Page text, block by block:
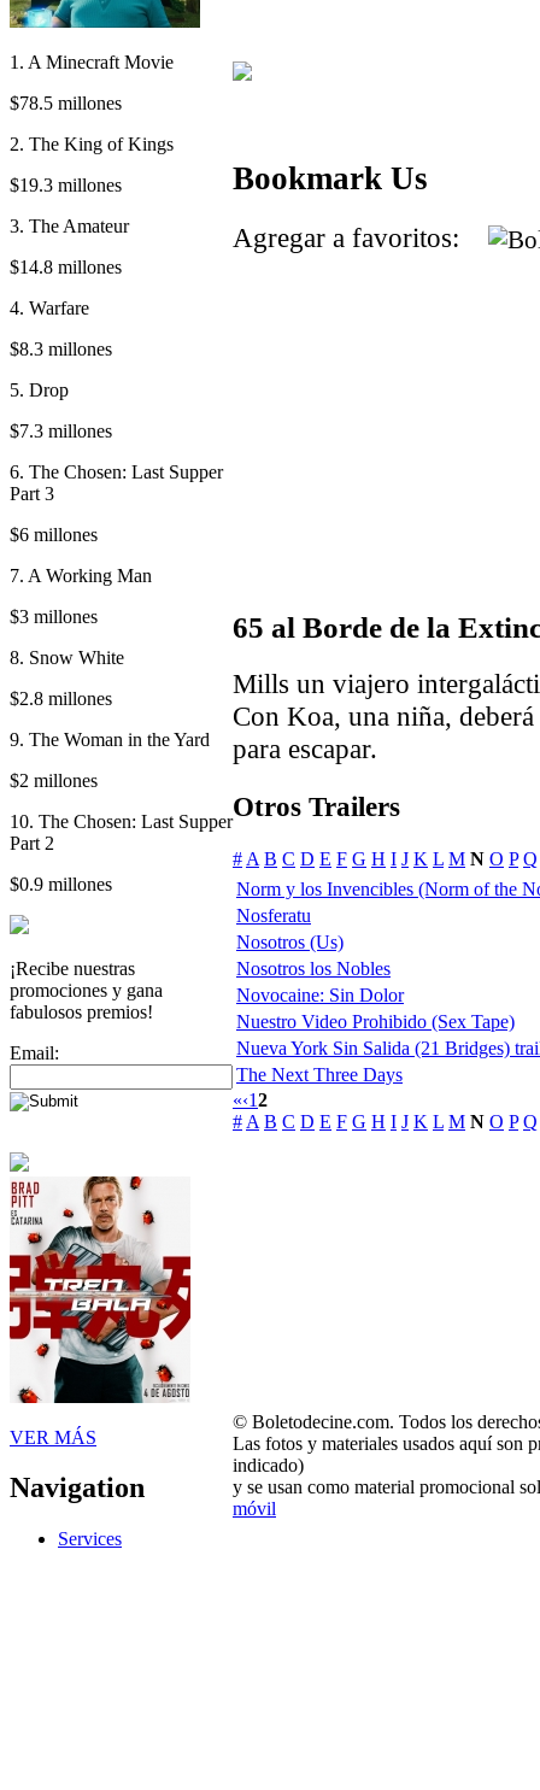
1. A Minecraft Movie
$78.5 millones
2. The King of Kings
$19.3 millones
3. The Amateur
$14.8 millones
4. Warfare
$8.3 millones
5. Drop
$7.3 millones
6. The Chosen: Last Supper
Part 3
$6 millones
7. A Working Man
$3 millones
8. Snow White
$2.8 millones
9. The Woman in the Yard
$2 millones
10. The Chosen: Last Supper
Part 2
$0.9 millones
¡Recibe nuestras
promociones y gana
fabulosos premios!
Email:
VER MÁS
Navigation
Services
Bookmark Us
Agregar a favoritos:
65 al Borde de la
Mills un viajero
Con Koa, una niña,
para escapar.
Otros Trailers
#A B C D E F G H I J K L M N O P Q
Norm y los Invencibles (Norm of the
Nosferatu
Nosotros (Us)
Nosotros los Nobles
Novocaine: Sin Dolor
Nuestro Video Prohibido (Sex Tape)
Nueva York Sin Salida (21 Bridges)
The Next Three Days
«‹12
#A B C D E F G H I J K L M N O P Q
© Boletodecine.com. Todos los
Las fotos y materiales usados aquí son
indicado)
y se usan como material promocional
móvil